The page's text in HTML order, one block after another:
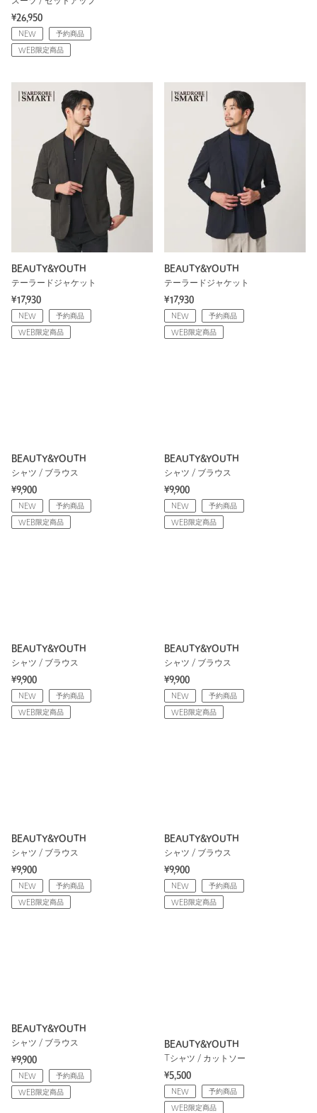
¥26,950
NEW 予約商品
WEB限定商品
BEAUTY&YOUTH
テーラードジャケット
¥17,930
NEW 予約商品
WEB限定商品
BEAUTY&YOUTH
テーラードジャケット
¥17,930
NEW 予約商品
WEB限定商品
BEAUTY&YOUTH
シャツ / ブラウス
¥9,900
NEW 予約商品
WEB限定商品
BEAUTY&YOUTH
シャツ / ブラウス
¥9,900
NEW 予約商品
WEB限定商品
BEAUTY&YOUTH
シャツ / ブラウス
¥9,900
NEW 予約商品
WEB限定商品
BEAUTY&YOUTH
シャツ / ブラウス
¥9,900
NEW 予約商品
WEB限定商品
BEAUTY&YOUTH
シャツ / ブラウス
¥9,900
NEW 予約商品
WEB限定商品
BEAUTY&YOUTH
シャツ / ブラウス
¥9,900
NEW 予約商品
WEB限定商品
BEAUTY&YOUTH
シャツ / ブラウス
¥9,900
NEW 予約商品
WEB限定商品
BEAUTY&YOUTH
Tシャツ / カットソー
¥5,500
NEW 予約商品
WEB限定商品